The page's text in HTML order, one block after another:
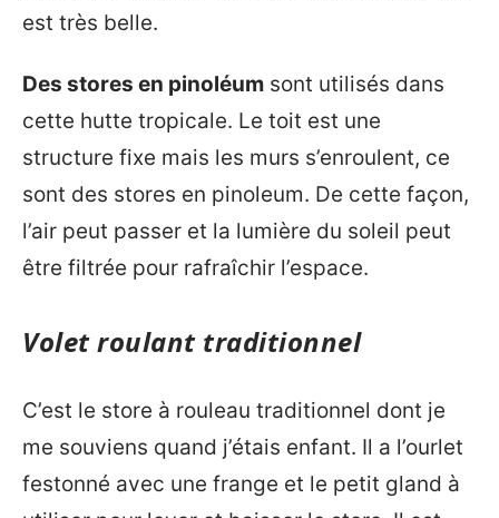
est très belle.
Des stores en pinoléum sont utilisés dans
cette hutte tropicale. Le toit est une
structure fixe mais les murs s’enroulent, ce
sont des stores en pinoleum. De cette façon,
l’air peut passer et la lumière du soleil peut
être filtrée pour rafraîchir l’espace.
Volet roulant traditionnel
C’est le store à rouleau traditionnel dont je
me souviens quand j’étais enfant. Il a l’ourlet
festonné avec une frange et le petit gland à